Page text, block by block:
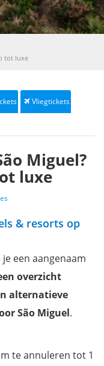
tot luxe
Vliegtickets
Miguel?
luxe
& resorts op
een aangenaam
overzicht
alternatieve
São Miguel.
te annuleren tot 1